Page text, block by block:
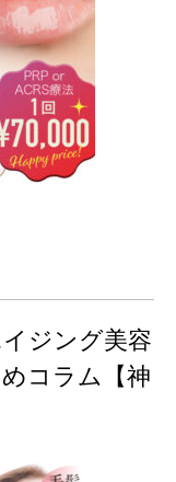
ジング美容
コラム【神